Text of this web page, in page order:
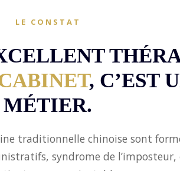
LE CONSTAT
, C’EST
MÉTIER.
traditionnelle chinoise sont
syndrome de